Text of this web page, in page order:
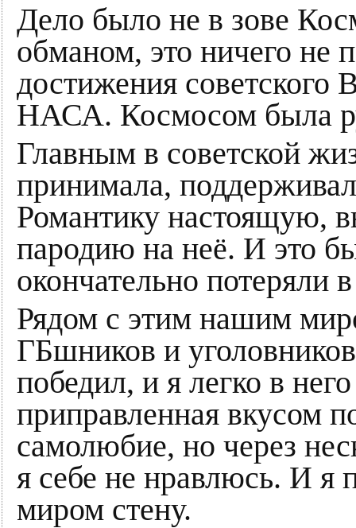
Дело было не в зове
обманом, это ничего не
достижения
НАСА. Космосом была
Главным в советской
принимала,
Романтику настоящую,
пародию на неё. И это
окончательно потеряли
Рядом с этим нашим
ГБшников и
победил, и я легко в
приправленная вкусом
самолюбие, но через
я себе не нравлюсь. И я
миром стену.